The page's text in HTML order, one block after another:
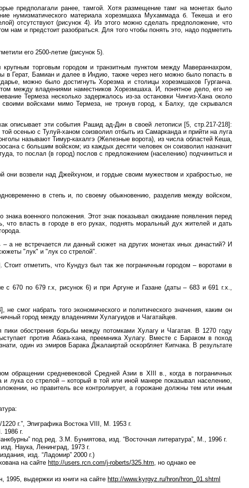
предполагали ранее, тамгой. Хотя размещение тамг на монетах было
нумизматического материала хорезмшаха Мухаммада б. Текеша и его
отсутствуют (рисунок 4). Из этого можно сделать предположение, что
нам и предстоит разобраться. Для того чтобы понять это, надо подметить
его 2500-летие (рисунок 5).
торговым городом и транзитным пунктом между Мавераннахром,
в Герат, Бамиан и далее в Индию, также через него можно было попасть в
можно было достигнуть Хорезма и столицы хорезмшахов Гурганча.
между владениями наместников Хорезмшаха. И, понятное дело, его не
Термеза несколько задержалось из-за остановки Чингиз-Хана около
войсками мимо Термеза, не тронув город, к Балху, где скрывался
описывает эти события Рашид ад-Дин в своей летописи [5, стр.217-218]:
осенью с Тулуй-ханом соизволил отбыть из Самарканда и прийти на луга
называют Тимур-кахалгэ (Железные ворота), из числа областей Кеша,
с большим войском; из каждых десяти человек он соизволил назначит
то послал (в город) послов с предложением (населению) подчиниться и
они возвели над Джейхуном, и гордые своим мужеством и храбростью, не
в степь и, по своему обыкновению, разделив между войском,
военного положения. Этот знак показывал ожидание появления перед
что власть в городе в его руках, поднять моральный дух жителей и дать
а не встречается ли данный сюжет на других монетах иных династий? И
"лук" и "лук со стрелой".
отметить, что Кундуз был так же пограничным городом – воротами в
с 670 по 679 г.х, рисунок 6)и при Аргуне и Газане (даты – 683 и 691 г.х.,
смог набрать того экономического и политического значения, каким он
город между владениями Хулагуидов и Чагатайцев.
обострения борьбы между потомками Хулагу и Чагатая. В 1270 году
против Абака-хана, преемника Хулагу. Вместе с Бараком в поход
один из эмиров Барака Джалаиртай оскорбляет Кипчака. В результате
обращении средневековой Средней Азии в XIII в., когда в пограничных
лука со стрелой – который в той или иной манере показывал населению,
но правитель все контролирует, а горожане должны тем или иным
г.”, Эпиграфика Востока VIII, М. 1953 г.
1986 г.
под ред. З.М. Буниятова, изд. “Восточная литература”, М., 1996 г.
Наука, Ленинград, 1973 г.
изд. “Ладомир” 2000 г.)
на сайте http://users.rcn.com/j-roberts/325.htm, но однако ее
1995, выдержки из книги на сайте http://www.kyrgyz.ru/hron/hron_01.shtml